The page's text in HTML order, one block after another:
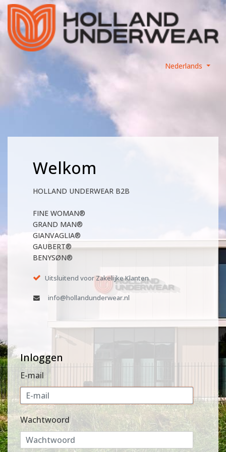
Nederlands
Welkom
HOLLAND UNDERWEAR B2B
FINE WOMAN®
GRAND MAN®
GIANVAGLIA®
GAUBERT®
BENYSØN®
Uitsluitend voor Zakelijke Klanten
info@hollandunderwear.nl
Inloggen
E-mail
Wachtwoord